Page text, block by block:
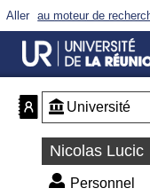
Aller au moteur de
Nicolas Lucic
Personnel